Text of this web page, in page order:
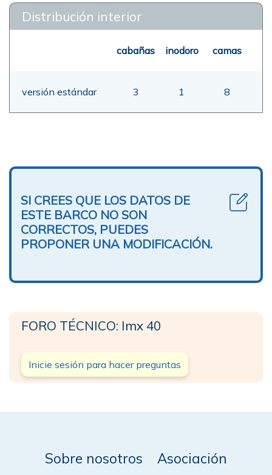
Distribución interior
cabañas inodoro camas
versión estándar 3 1 8
SI CREES QUE LOS DATOS DE
ESTE BARCO NO SON
CORRECTOS, PUEDES
PROPONER UNA MODIFICACIÓN.
FORO TÉCNICO: Imx 40
Inicie sesión para hacer preguntas
Sobre nosotros Asociación